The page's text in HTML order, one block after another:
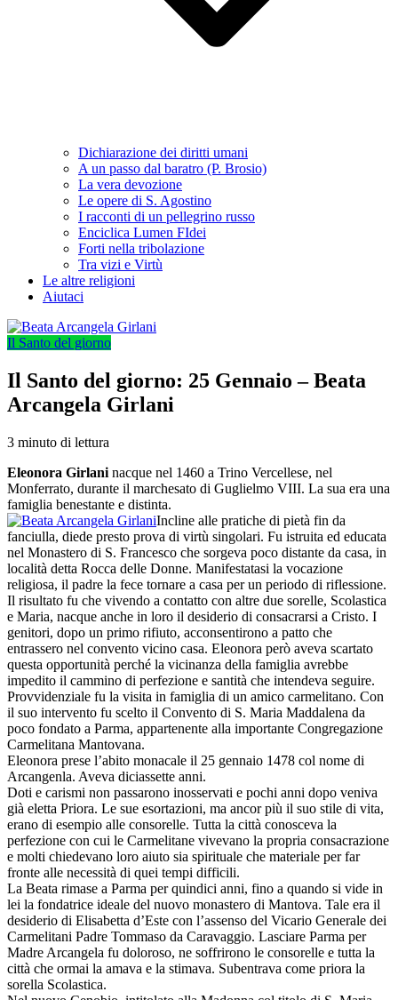
Dichiarazione dei diritti umani
A un passo dal baratro (P. Brosio)
La vera devozione
Le opere di S. Agostino
I racconti di un pellegrino russo
Enciclica Lumen FIdei
Forti nella tribolazione
Tra vizi e Virtù
Le altre religioni
Aiutaci
Il Santo del giorno
Il Santo del giorno: 25 Gennaio – Beata
Arcangela Girlani
3 minuto di lettura
Eleonora Girlani nacque nel 1460 a Trino Vercellese, nel
Monferrato, durante il marchesato di Guglielmo VIII. La sua era una
famiglia benestante e distinta.
Incline alle pratiche di pietà fin da
fanciulla, diede presto prova di virtù singolari. Fu istruita ed educata
nel Monastero di S. Francesco che sorgeva poco distante da casa, in
località detta Rocca delle Donne. Manifestatasi la vocazione
religiosa, il padre la fece tornare a casa per un periodo di riflessione.
Il risultato fu che vivendo a contatto con altre due sorelle, Scolastica
e Maria, nacque anche in loro il desiderio di consacrarsi a Cristo. I
genitori, dopo un primo rifiuto, acconsentirono a patto che
entrassero nel convento vicino casa. Eleonora però aveva scartato
questa opportunità perché la vicinanza della famiglia avrebbe
impedito il cammino di perfezione e santità che intendeva seguire.
Provvidenziale fu la visita in famiglia di un amico carmelitano. Con
il suo intervento fu scelto il Convento di S. Maria Maddalena da
poco fondato a Parma, appartenente alla importante Congregazione
Carmelitana Mantovana.
Eleonora prese l’abito monacale il 25 gennaio 1478 col nome di
Arcangenla. Aveva diciassette anni.
Doti e carismi non passarono inosservati e pochi anni dopo veniva
già eletta Priora. Le sue esortazioni, ma ancor più il suo stile di vita,
erano di esempio alle consorelle. Tutta la città conosceva la
perfezione con cui le Carmelitane vivevano la propria consacrazione
e molti chiedevano loro aiuto sia spirituale che materiale per far
fronte alle necessità di quei tempi difficili.
La Beata rimase a Parma per quindici anni, fino a quando si vide in
lei la fondatrice ideale del nuovo monastero di Mantova. Tale era il
desiderio di Elisabetta d’Este con l’assenso del Vicario Generale dei
Carmelitani Padre Tommaso da Caravaggio. Lasciare Parma per
Madre Arcangela fu doloroso, ne soffrirono le consorelle e tutta la
città che ormai la amava e la stimava. Subentrava come priora la
sorella Scolastica.